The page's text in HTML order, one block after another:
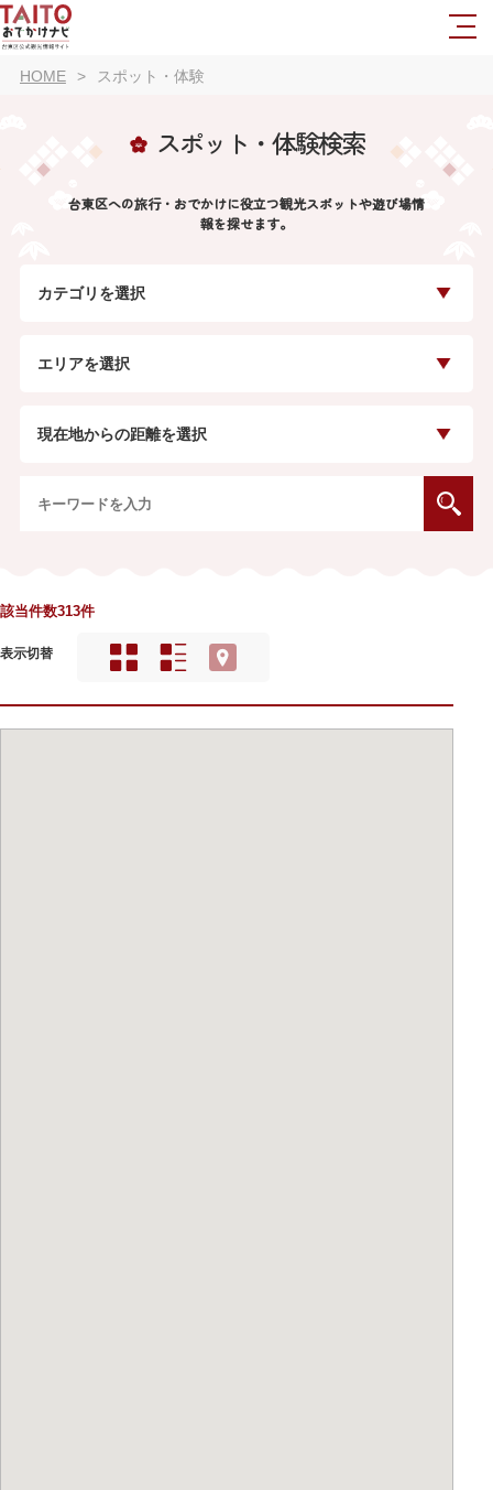
HOME スポット・体験
スポット・体験検索
台東区への旅行・おでかけに役立つ観光スポットや遊び場情
報を探せます。
カテゴリを選択
エリアを選択
現在地からの距離を選択
該当件数313件
表示切替